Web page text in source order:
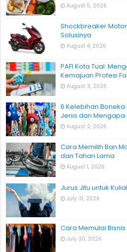
August 5, 2026
Shockbreaker
Solusinya
August 4, 2026
PAFI Kota Tual:
Kemajuan Profesi
August 3, 2026
6 Kelebihan Boneka
Jenis dan Mengapa
August 2, 2026
Cara Memilih Ban
dan Tahan Lama
August 1, 2026
Jurus Jitu untuk
July 31, 2026
Cara Memulai
July 30, 2026